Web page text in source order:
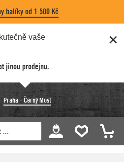
balíky od 1 500 Kč
vaše
jinou prodejnu.
Praha - Černý Most